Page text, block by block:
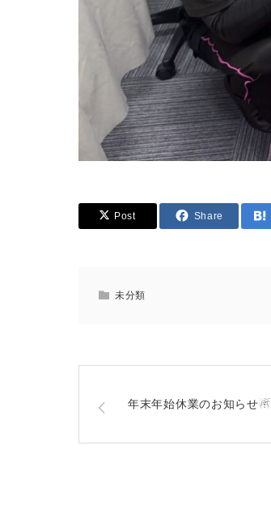
Post Share
未分類
年末年始休業のお知らせ☃